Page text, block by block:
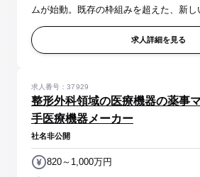
ムが始動。既存の枠組みを超えた、新
ます！～ 【具体的には】 新規医療機器ソフトウェア開発プロ
ジェクトにソフトウ...
求人詳細を見る
整形外科領域の医療機器の薬事
手医療機器メーカー
求人番号：37929
社名非公開
820～1,000万円